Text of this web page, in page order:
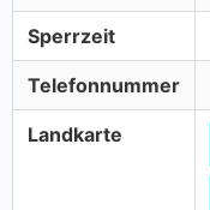
Sperrzeit
Telefonnummer
Landkarte